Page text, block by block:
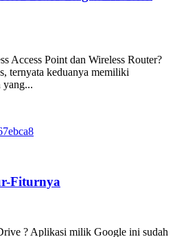
Access Point dan Wireless Router?
ternyata keduanya memiliki
yang...
Fiturnya
? Aplikasi milik Google ini sudah